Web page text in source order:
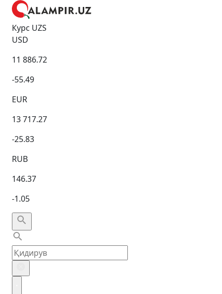
Курс UZS
USD
11 886.72
-55.49
EUR
13 717.27
-25.83
RUB
146.37
-1.05